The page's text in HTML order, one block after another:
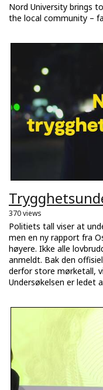
Nord University brings
the local community –
370 views
Politiets tall viser at
men en ny rapport fra
høyere. Ikke alle
anmeldt. Bak den
derfor store mørketall,
Undersøkelsen er ledet